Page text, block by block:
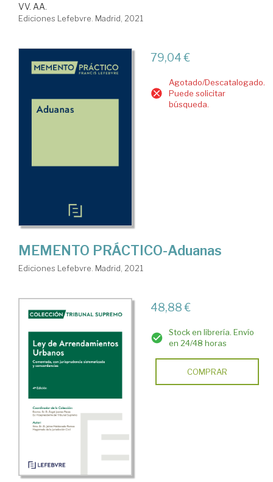
VV. AA.
Ediciones Lefebvre. Madrid, 2021
79,04 €
Agotado/Descatalogado.
Puede solicitar
búsqueda.
MEMENTO PRÁCTICO-Aduanas
Ediciones Lefebvre. Madrid, 2021
48,88 €
Stock en librería. Envío
en 24/48 horas
COMPRAR